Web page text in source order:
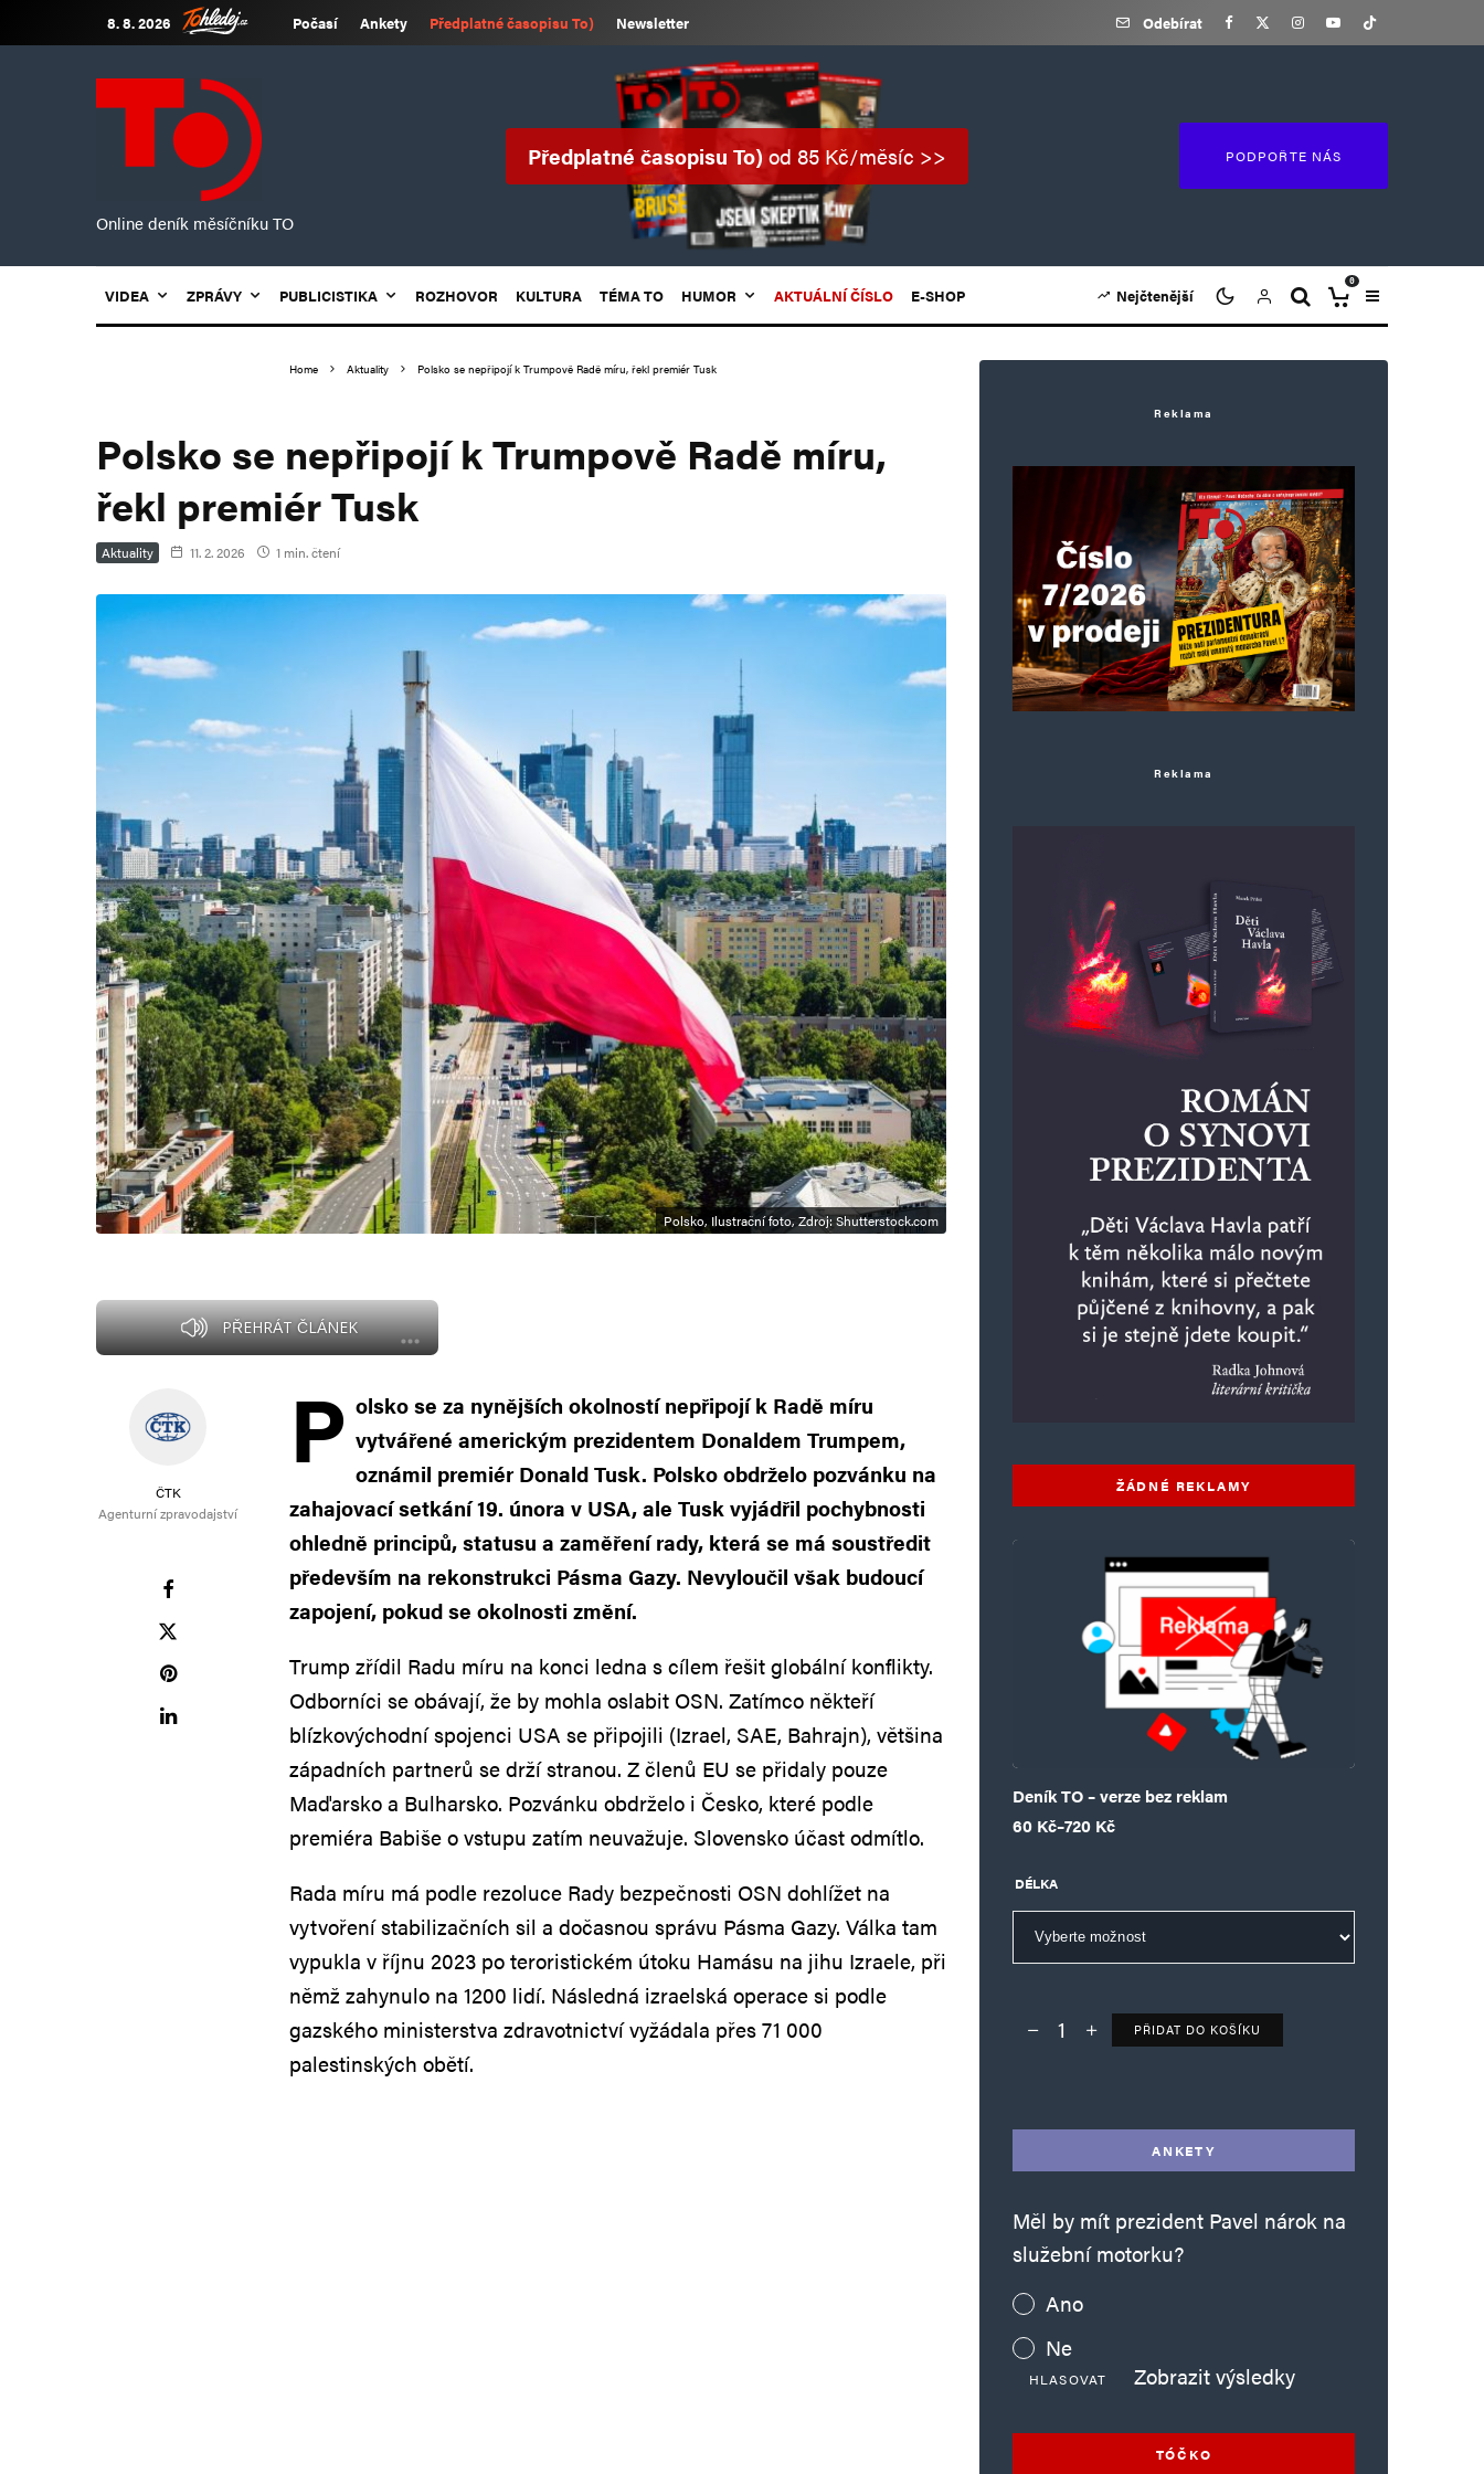
8. 8. 2026 Počasí Ankety Předplatné časopisu To) Newsletter Odebírat
Online deník měsíčníku TO
Předplatné časopisu To)od 85 Kč/měsíc >> PODPOŘTE NÁS
VIDEA ZPRÁVY PUBLICISTIKA ROZHOVOR KULTURA TÉMA TO HUMOR AKTUÁLNÍ ČÍSLO E-SHOP Nejčtenější
0
Home Aktuality Polsko se nepřipojí k Trumpově Radě míru, řekl premiér Tusk
Polsko se nepřipojí k Trumpově Radě míru,
řekl premiér Tusk
Aktuality 11. 2. 2026 1 min. čtení
Polsko, Ilustrační foto, Zdroj: Shutterstock.com
PŘEHRÁT ČLÁNEK
ČTK
Agenturní zpravodajství
P olsko se za nynějších okolností nepřipojí k Radě míru
vytvářené americkým prezidentem Donaldem Trumpem,
oznámil premiér Donald Tusk. Polsko obdrželo pozvánku na
zahajovací setkání 19. února v USA, ale Tusk vyjádřil pochybnosti
ohledně principů, statusu a zaměření rady, která se má soustředit
především na rekonstrukci Pásma Gazy. Nevyloučil však budoucí
zapojení, pokud se okolnosti změní.
Trump zřídil Radu míru na konci ledna s cílem řešit globální konflikty.
Odborníci se obávají, že by mohla oslabit OSN. Zatímco někteří
blízkovýchodní spojenci USA se připojili (Izrael, SAE, Bahrajn), většina
západních partnerů se drží stranou. Z členů EU se přidaly pouze
Maďarsko a Bulharsko. Pozvánku obdrželo i Česko, které podle
premiéra Babiše o vstupu zatím neuvažuje. Slovensko účast odmítlo.
Rada míru má podle rezoluce Rady bezpečnosti OSN dohlížet na
vytvoření stabilizačních sil a dočasnou správu Pásma Gazy. Válka tam
vypukla v říjnu 2023 po teroristickém útoku Hamásu na jihu Izraele, při
němž zahynulo na 1200 lidí. Následná izraelská operace si podle
gazského ministerstva zdravotnictví vyžádala přes 71 000
palestinských obětí.
Reklama
Reklama
ŽÁDNÉ REKLAMY
Deník TO – verze bez reklam
60 Kč–720 Kč
Rozpětí cen: 60 Kč až 720 Kč
DÉLKA
Deník TO – verze bez reklam množství
PŘIDAT DO KOŠÍKU
ANKETY
Měl by mít prezident Pavel nárok na
služební motorku?
Ano
Ne
HLASOVAT Zobrazit výsledky
TÓČKO